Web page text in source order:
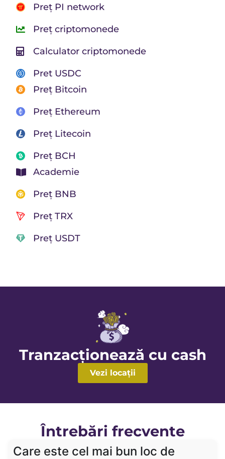
Preț PI network
Preț criptomonede
Calculator criptomonede
Pret USDC
Preț Bitcoin
Preț Ethereum
Preț Litecoin
Preț BCH
Academie
Preț BNB
Preț TRX
Preț USDT
Tranzacționează cu cash
Vezi locații
Întrebări frecvente
Care este cel mai bun loc de